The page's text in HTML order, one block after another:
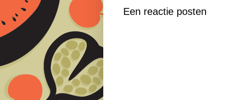
Een reactie posten